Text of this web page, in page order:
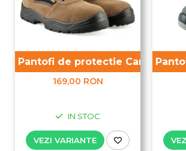
Pantofi de protectie Camel S1P
169,00 RON
IN STOC
VEZI VARIANTE